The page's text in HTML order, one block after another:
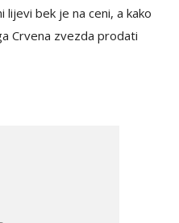
lijevi bek je na ceni, a kako
Crvena zvezda prodati